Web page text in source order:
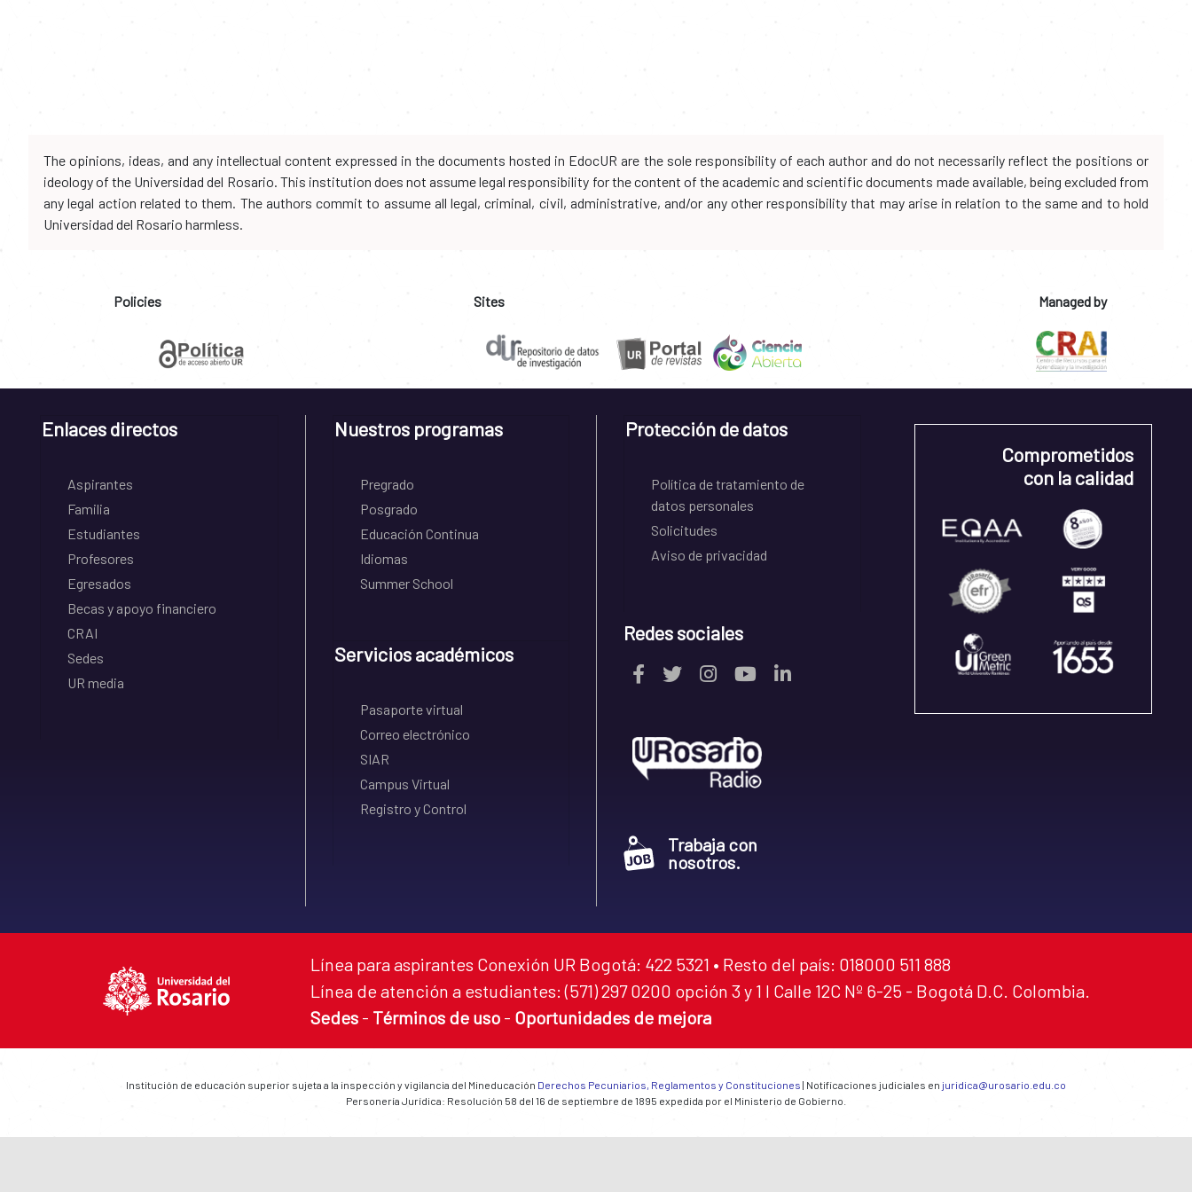
The opinions, ideas, and any intellectual content expressed in the documents hosted in EdocUR are the sole responsibility of each author and do not necessarily reflect the positions or
ideology of the Universidad del Rosario. This institution does not assume legal responsibility for the content of the academic and scientific documents made available, being excluded from
any legal action related to them. The authors commit to assume all legal, criminal, civil, administrative, and/or any other responsibility that may arise in relation to the same and to hold
Universidad del Rosario harmless.
Policies Sites Managed by
Enlaces directos
Aspirantes
Familia
Estudiantes
Profesores
Egresados
Becas y apoyo financiero
CRAI
Sedes
UR media
Nuestros programas
Pregrado
Posgrado
Educación Continua
Idiomas
Summer School
Servicios académicos
Pasaporte virtual
Correo electrónico
SIAR
Campus Virtual
Registro y Control
Protección de datos
Política de tratamiento de
datos personales
Solicitudes
Aviso de privacidad
Redes sociales
Trabaja con
nosotros.
Comprometidos
con la calidad
Línea para aspirantes Conexión UR Bogotá: 422 5321 • Resto del país: 018000 511 888
Línea de atención a estudiantes: (571) 297 0200 opción 3 y 1 I Calle 12C Nº 6-25 - Bogotá D.C. Colombia.
Sedes - Términos de uso - Oportunidades de mejora
Institución de educación superior sujeta a la inspección y vigilancia del Mineducación Derechos Pecuniarios, Reglamentos y Constituciones | Notificaciones judiciales en juridica@urosario.edu.co
Personería Jurídica: Resolución 58 del 16 de septiembre de 1895 expedida por el Ministerio de Gobierno.